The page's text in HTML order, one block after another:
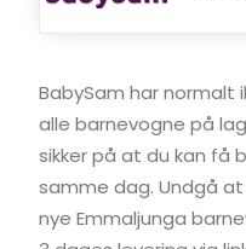
BabySam har
alle barnevogne på
sikker på at du kan få
samme dag. Undgå
nye Emmaljunga